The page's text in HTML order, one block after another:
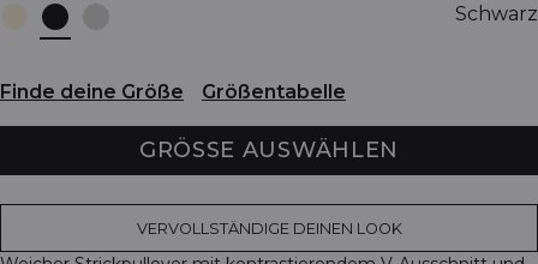
Schwarz
Finde deine Größe Größentabelle
GRÖSSE AUSWÄHLEN
VERVOLLSTÄNDIGE DEINEN LOOK